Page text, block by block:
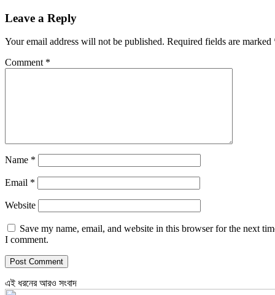
Leave a Reply
Your email address will not be published. Required fields are marked
Comment *
Name *
Email *
Website
Save my name, email, and website in this browser for the next
I comment.
এই ধরনের আরও সংবাদ